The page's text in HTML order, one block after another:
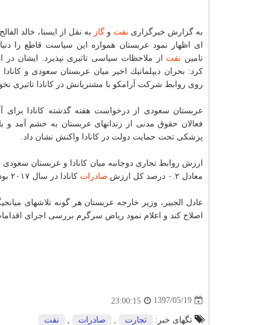
به گزارش خبرگزاری نفت وگاز به نقل از ایسنا، خالد
ای اظهار نمود عربستان همواره این سیاست قاطع را
تامین نفت از ملاحظات سیاسی تاثیری نپذیرد. ایشان در
كرد: بحران دیپلماتیك اخیر میان عربستان سعودی و
روی روابط شركت آرامكو با مشتریانش در كانادا تاثیری
عربستان سعودی از درخواست هفته گذشته كانادا برای
فعالان حقوق مدنی از زندانهای عربستان به خشم آمد و
پزشكی تحت حمایت دولت در كانادا واكنش نشان داد.
ارزش روابط تجاری دوجانبه میان كانادا و عربستان سعودی حدود ۴ میلیارد دلار در
معادل ۰.۲ درصد كل ارزش
صادرات كانادا در سال ۲۰۱۷ بود.
عادل الجبیر، وزیر خارجه عربستان هر گونه تلاشهای
اصلاح كند و اعلام نمود ریاض سرگرم بررسی اجرای
1397/05/19
23:00:15
تگهای خبر: تجارت صادرات نفت